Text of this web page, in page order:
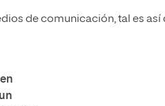
de comunicación, tal es así